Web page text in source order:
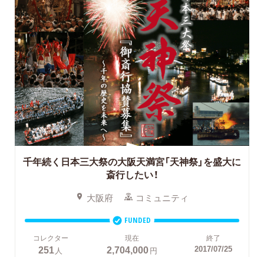
千年続く日本三大祭の大阪天満宮「天神祭」を盛大に
斎行したい！
大阪府 コミュニティ
FUNDED
コレクター
251 人
現在
2,704,000円
終了
2017/07/25